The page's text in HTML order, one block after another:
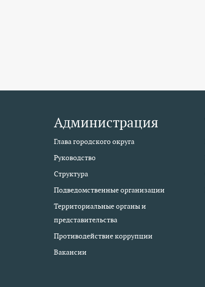
Администрация
Глава городского округа
Руководство
Структура
Подведомственные организации
Территориальные органы и
представительства
Противодействие коррупции
Вакансии